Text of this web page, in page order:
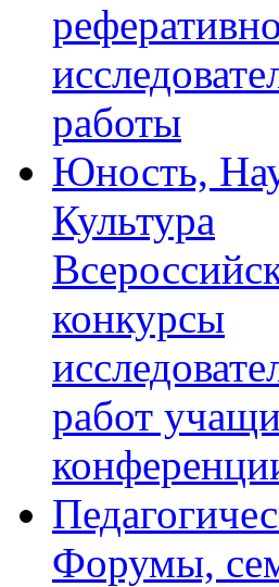
работы
Юность,
Культура
конкурсы
работ
Форумы,